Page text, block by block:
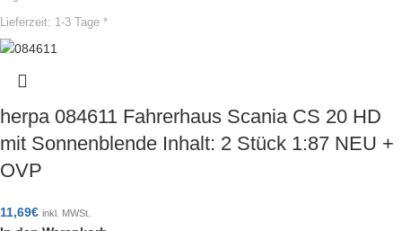
Lieferzeit: 1-3 Tage *
herpa 084611 Fahrerhaus Scania CS 20 HD
mit Sonnenblende Inhalt: 2 Stück 1:87 NEU +
OVP
11,69€ inkl. MWSt.